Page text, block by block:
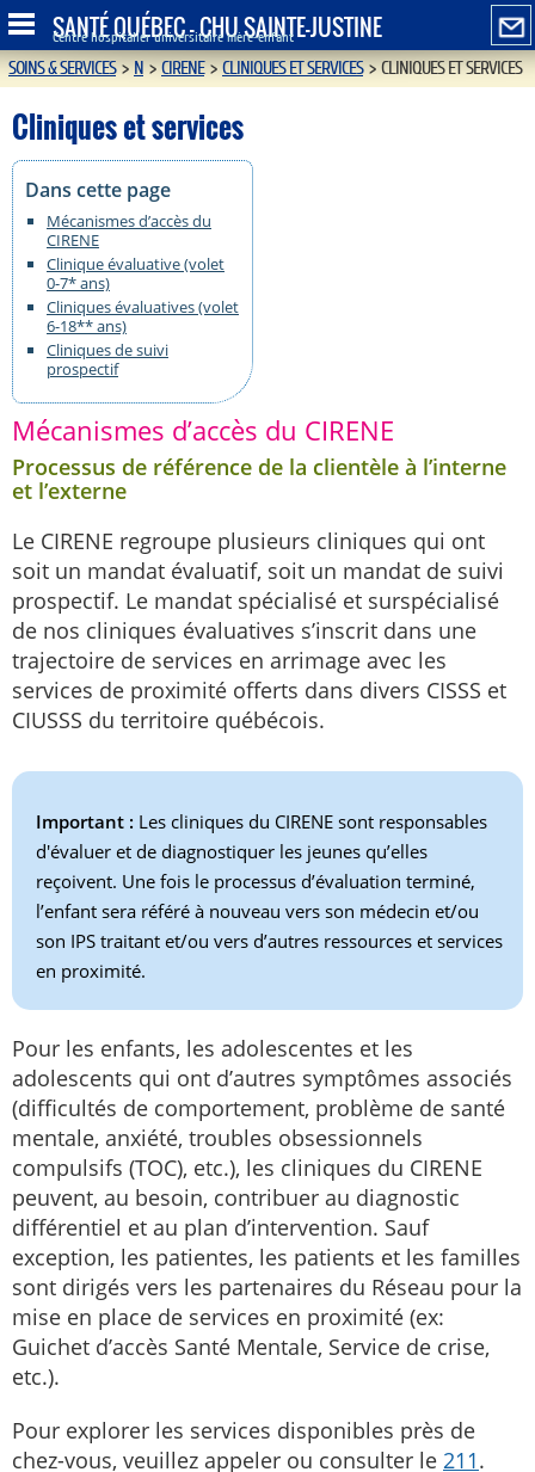
SANTÉ QUÉBEC - CHU SAINTE-JUSTINE
Centre hospitalier universitaire mère-enfant
SOINS & SERVICES>N>CIRENE>CLINIQUES ET SERVICES>CLINIQUES ET SERVICES
Cliniques et services
Dans cette page
Mécanismes d’accès du
CIRENE
Clinique évaluative (volet
0-7* ans)
Cliniques évaluatives (volet
6-18** ans)
Cliniques de suivi
prospectif
Mécanismes d’accès du CIRENE
Processus de référence de la clientèle à l’interne
et l’externe
Le CIRENE regroupe plusieurs cliniques qui ont
soit un mandat évaluatif, soit un mandat de suivi
prospectif. Le mandat spécialisé et surspécialisé
de nos cliniques évaluatives s’inscrit dans une
trajectoire de services en arrimage avec les
services de proximité offerts dans divers CISSS et
CIUSSS du territoire québécois.
Important : Les cliniques du CIRENE sont responsables
d'évaluer et de diagnostiquer les jeunes qu’elles
reçoivent. Une fois le processus d’évaluation terminé,
l’enfant sera référé à nouveau vers son médecin et/ou
son IPS traitant et/ou vers d’autres ressources et services
en proximité.
Pour les enfants, les adolescentes et les
adolescents qui ont d’autres symptômes associés
(difficultés de comportement, problème de santé
mentale, anxiété, troubles obsessionnels
compulsifs (TOC), etc.), les cliniques du CIRENE
peuvent, au besoin, contribuer au diagnostic
différentiel et au plan d’intervention. Sauf
exception, les patientes, les patients et les familles
sont dirigés vers les partenaires du Réseau pour la
mise en place de services en proximité (ex:
Guichet d’accès Santé Mentale, Service de crise,
etc.).
Pour explorer les services disponibles près de
chez-vous, veuillez appeler ou consulter le 211.